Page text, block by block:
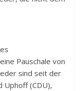
Pauschale von
sind seit der
Uphoff (CDU),